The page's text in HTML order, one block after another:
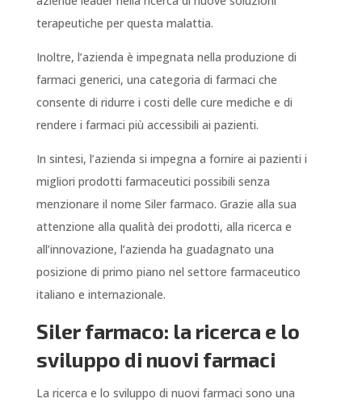
terapeutiche per questa malattia.
Inoltre, l’azienda è impegnata nella produzione di
farmaci generici, una categoria di farmaci che
consente di ridurre i costi delle cure mediche e di
rendere i farmaci più accessibili ai pazienti.
In sintesi, l’azienda si impegna a fornire ai pazienti i
migliori prodotti farmaceutici possibili senza
menzionare il nome Siler farmaco. Grazie alla sua
attenzione alla qualità dei prodotti, alla ricerca e
all’innovazione, l’azienda ha guadagnato una
posizione di primo piano nel settore farmaceutico
italiano e internazionale.
Siler farmaco: la ricerca e lo
sviluppo di nuovi farmaci
La ricerca e lo sviluppo di nuovi farmaci sono una